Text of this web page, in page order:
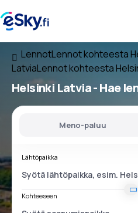
LennotLennot kohteesta
LatviaLennot kohteesta
Helsinki Latvia- Hae
Meno-paluu
Lähtöpaikka
Kohteeseen